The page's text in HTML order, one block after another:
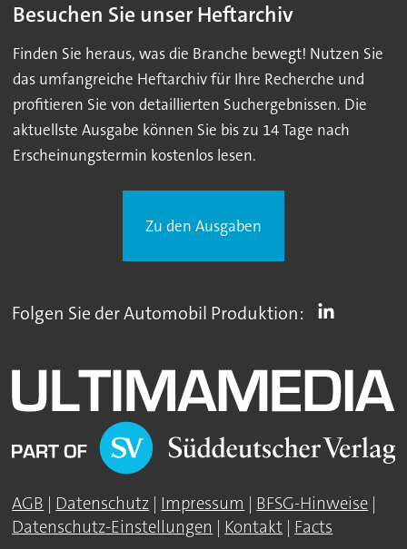
Besuchen Sie unser Heftarchiv
Finden Sie heraus, was die Branche bewegt! Nutzen Sie
das umfangreiche Heftarchiv für Ihre Recherche und
profitieren Sie von detaillierten Suchergebnissen. Die
aktuellste Ausgabe können Sie bis zu 14 Tage nach
Erscheinungstermin kostenlos lesen.
Zu den Ausgaben
Folgen Sie der Automobil Produktion:
AGB | Datenschutz | Impressum | BFSG-Hinweise |
Datenschutz-Einstellungen | Kontakt | Facts